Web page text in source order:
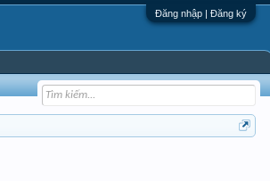
Đăng nhập | Đăng ký